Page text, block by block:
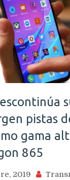
pistas
gama
865
2019